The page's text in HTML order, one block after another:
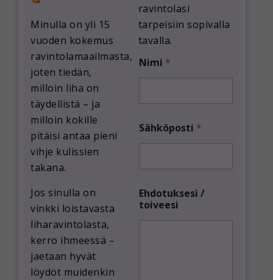
Minulla on yli 15
vuoden kokemus
ravintolamaailmasta,
joten tiedän,
milloin liha on
täydellistä – ja
milloin kokille
pitäisi antaa pieni
vihje kulissien
takana.
Jos sinulla on
vinkki loistavasta
liharavintolasta,
kerro ihmeessä –
jaetaan hyvät
löydöt muidenkin
ravintolasi
tarpeisiin sopivalla
tavalla.
*
N
Nimi *
Sähköposti *
Ehdotuksesi /
toiveesi